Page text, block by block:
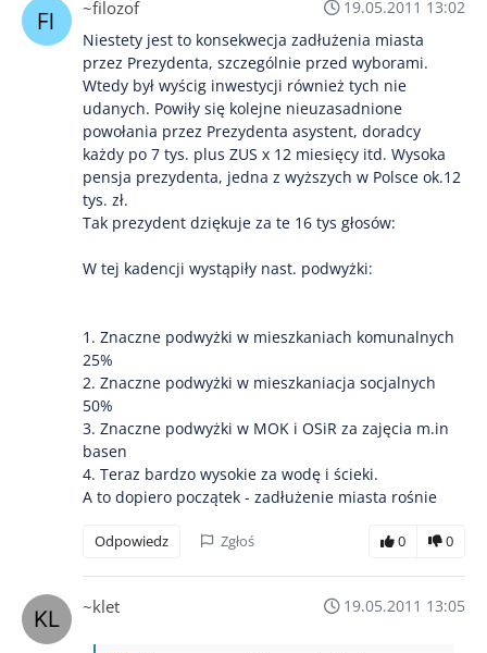
~filozof
19.05.2011 13:02
Niestety jest to konsekwecja zadłużenia miasta
przez Prezydenta, szczególnie przed wyborami.
Wtedy był wyścig inwestycji również tych nie
udanych. Powiły się kolejne nieuzasadnione
powołania przez Prezydenta asystent, doradcy
każdy po 7 tys. plus ZUS x 12 miesięcy itd. Wysoka
pensja prezydenta, jedna z wyższych w Polsce ok.12
tys. zł.
Tak prezydent dziękuje za te 16 tys głosów:
W tej kadencji wystąpiły nast. podwyżki:
1. Znaczne podwyżki w mieszkaniach komunalnych
25%
2. Znaczne podwyżki w mieszkaniacja socjalnych
50%
3. Znaczne podwyżki w MOK i OSiR za zajęcia m.in
basen
4. Teraz bardzo wysokie za wodę i ścieki.
A to dopiero początek - zadłużenie miasta rośnie
Odpowiedz Zgłoś 0 0
~klet 19.05.2011 13:05